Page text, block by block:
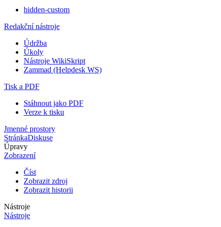
hidden-custom
Redakční nástroje
Údržba
Úkoly
Nástroje WikiSkript
Zammad (Helpdesk WS)
Tisk a PDF
Stáhnout jako PDF
Verze k tisku
Jmenné prostory
StránkaDiskuse
Úpravy
Zobrazení
Číst
Zobrazit zdroj
Zobrazit historii
Nástroje
Nástroje